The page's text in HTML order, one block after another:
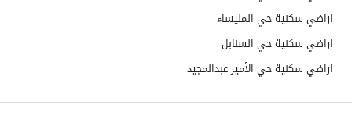
مطابقة لكود البناء
السعودي
العقار مرهون لا
اراضي سكنية حي المليساء
اراضي سكنية حي السنابل
اراضي سكنية حي الأمير عبدالمجيد